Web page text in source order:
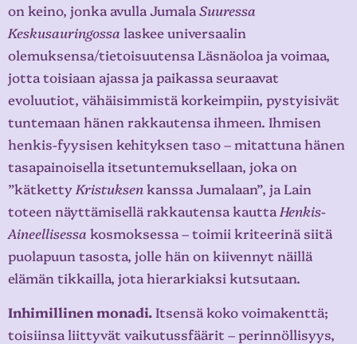
on keino, jonka avulla JumalaSuuressa
Keskusauringossa laskee universaalin
olemuksensa/tietoisuutensa Läsnäoloa ja voimaa,
jotta toisiaan ajassa ja paikassa seuraavat
evoluutiot, vähäisimmistä korkeimpiin, pystyisivät
tuntemaan hänen rakkautensa ihmeen. Ihmisen
henkis-fyysisen kehityksen taso – mitattuna hänen
tasapainoisella itsetuntemuksellaan, joka on
”kätketty Kristuksenkanssa Jumalaan”, ja Lain
toteen näyttämisellä rakkautensa kautta Henkis-
Aineellisessa kosmoksessa – toimii kriteerinä siitä
puolapuun tasosta, jolle hän on kiivennyt näillä
elämän tikkailla, jota hierarkiaksi kutsutaan.
Inhimillinen monadi.Itsensä koko voimakenttä;
toisiinsa liittyvät vaikutussfäärit – perinnöllisyys,